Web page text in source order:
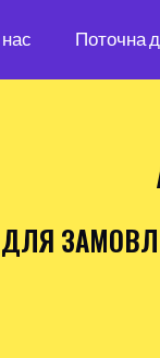
Поточна
ДЛЯ